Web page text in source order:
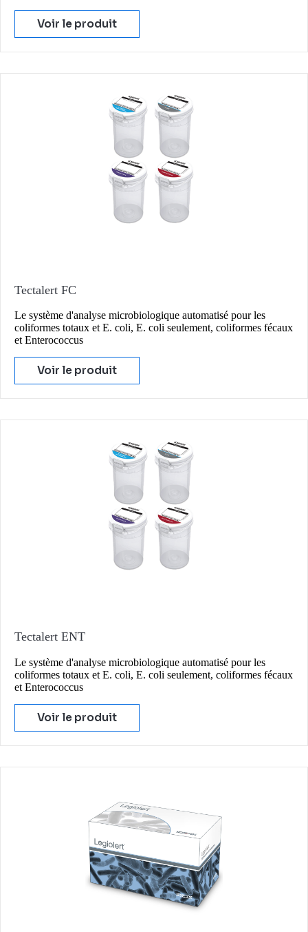
Voir le produit
Tectalert FC
Le système d'analyse microbiologique automatisé pour les
coliformes totaux et E. coli, E. coli seulement, coliformes fécaux
et Enterococcus
Voir le produit
Tectalert ENT
Le système d'analyse microbiologique automatisé pour les
coliformes totaux et E. coli, E. coli seulement, coliformes fécaux
et Enterococcus
Voir le produit